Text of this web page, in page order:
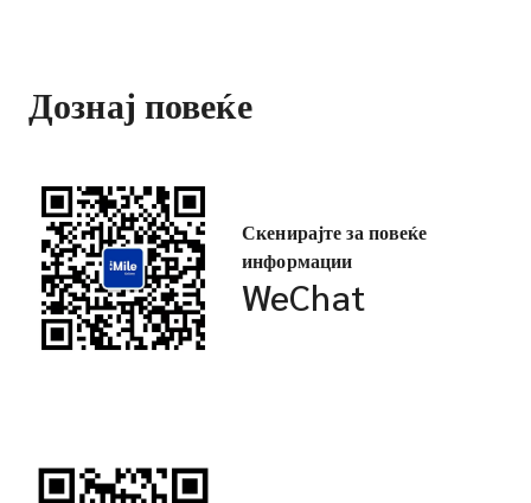
Дознај повеќе
Скенирајте за повеќе
информации
WeChat